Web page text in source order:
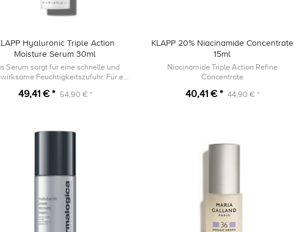
Hyaluronic Triple Action
Moisture Serum 30ml
Serum sorgt für eine schnelle und
Feuchtigkeitszufuhr. Für ein
natürlichen Glow.
49,41 € * 54,90 € *
KLAPP 20% Niacinamide Concentrate
15ml
Niacinamide Triple Action Refine
Concentrate
40,41 € * 44,90 € *